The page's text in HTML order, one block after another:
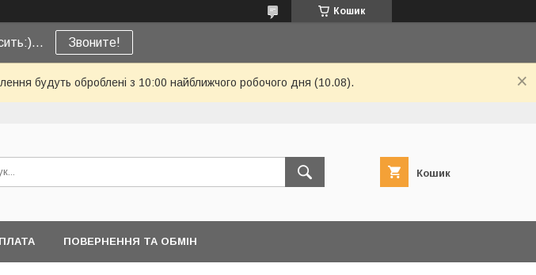
Кошик
Звоните!
будуть оброблені з 10:00 найближчого робочого дня (10.08).
Кошик
ПОВЕРНЕННЯ ТА ОБМІН